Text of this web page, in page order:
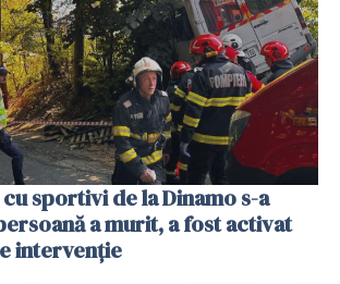
sportivi de la Dinamo s-a
a murit, a fost activat
intervenție